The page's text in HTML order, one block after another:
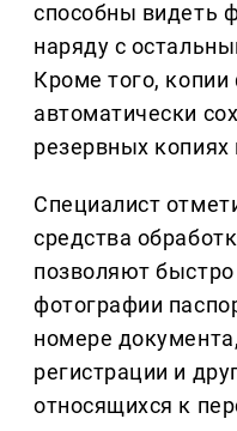
способны видеть
наряду с
Кроме того,
автоматически
резервных копиях
Специалист
средства
позволяют
фотографии
номере
регистрации и
относящихся к